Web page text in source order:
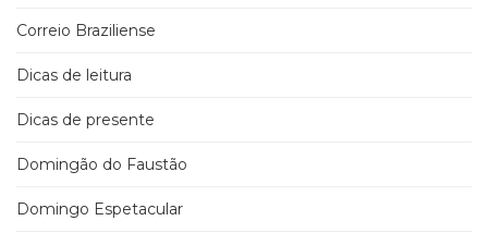
Correio Braziliense
Dicas de leitura
Dicas de presente
Domingão do Faustão
Domingo Espetacular